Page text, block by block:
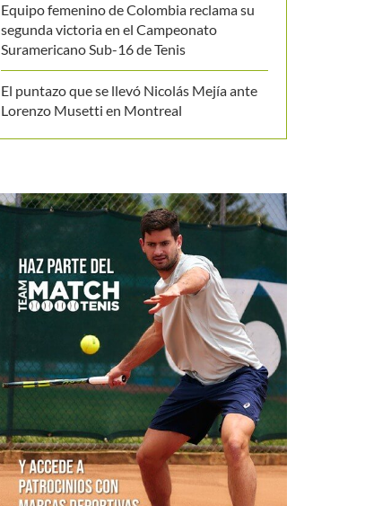
Equipo femenino de Colombia reclama su
segunda victoria en el Campeonato
Suramericano Sub-16 de Tenis
El puntazo que se llevó Nicolás Mejía ante
Lorenzo Musetti en Montreal